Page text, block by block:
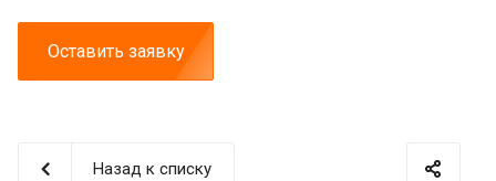
Оставить заявку
Назад к списку